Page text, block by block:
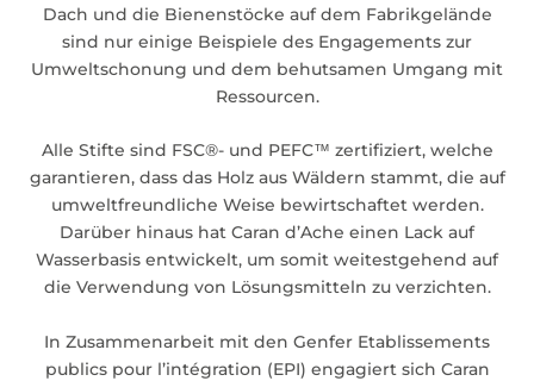
Dach und die Bienenstöcke auf dem Fabrikgelände
sind nur einige Beispiele des Engagements zur
Umweltschonung und dem behutsamen Umgang mit
Ressourcen.
Alle Stifte sind FSC®- und PEFC™ zertifiziert, welche
garantieren, dass das Holz aus Wäldern stammt, die auf
umweltfreundliche Weise bewirtschaftet werden.
Darüber hinaus hat Caran d’Ache einen Lack auf
Wasserbasis entwickelt, um somit weitestgehend auf
die Verwendung von Lösungsmitteln zu verzichten.
In Zusammenarbeit mit den Genfer Etablissements
publics pour l’intégration (EPI) engagiert sich Caran